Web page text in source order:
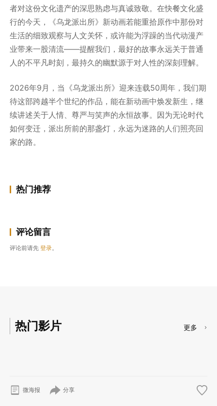
者对这份文化遗产的深思熟虑与真诚致敬。在快餐文化盛
行的今天，《乌龙派出所》新动画若能重拾原作中那份对
生活的细致观察与人文关怀，或许能为浮躁的当代动漫产
业带来一股清流——提醒我们，最好的故事永远关于普通
人的不平凡时刻，最持久的幽默源于对人性的深刻理解。
2026年9月，当《乌龙派出所》迎来连载50周年，我们期
待这部跨越半个世纪的作品，能在新动画中焕发新生，继
续讲述关于人情、尊严与笑声的永恒故事。因为无论时代
如何变迁，派出所前的那盏灯，永远为迷路的人们照亮回
家的路。
热门推荐
评论留言
评论前请先 登录。
热门影片 更多
微海报 分享